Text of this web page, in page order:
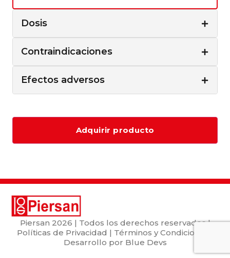
Dosis
Contraindicaciones
Efectos adversos
Adquirir producto
Piersan 2026 | Todos los derechos reservados |
Políticas de Privacidad | Términos y Condiciones
Desarrollo por Blue Devs